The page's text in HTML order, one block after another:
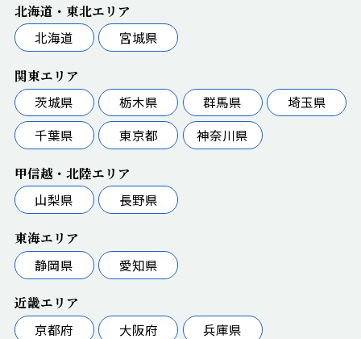
北海道・東北エリア
北海道
宮城県
関東エリア
茨城県
栃木県 群馬県
埼玉県
千葉県
東京都 神奈川県
甲信越・北陸エリア
山梨県
長野県
東海エリア
静岡県
愛知県
近畿エリア
京都府
大阪府 兵庫県